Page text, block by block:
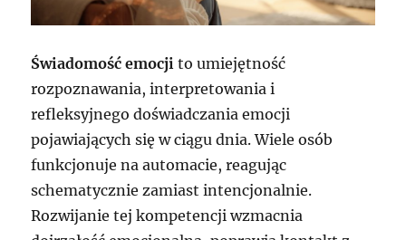
Świadomość emocji to umiejętność
rozpoznawania, interpretowania i
refleksyjnego doświadczania emocji
pojawiających się w ciągu dnia. Wiele osób
funkcjonuje na automacie, reagując
schematycznie zamiast intencjonalnie.
Rozwijanie tej kompetencji wzmacnia